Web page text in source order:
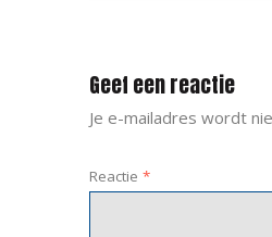
Geef een reactie
Je e-mailadres wordt
Reactie *